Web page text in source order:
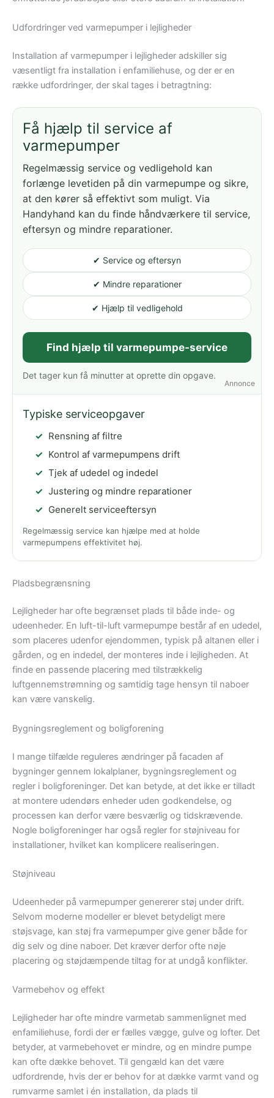
Udfordringer ved varmepumper i lejligheder
Installation af varmepumper i lejligheder adskiller sig
væsentligt fra installation i enfamiliehuse, og der er en
række udfordringer, der skal tages i betragtning:
Annonce
Få hjælp til service af
varmepumper
Regelmæssig service og vedligehold kan
forlænge levetiden på din varmepumpe og sikre,
at den kører så effektivt som muligt. Via
Handyhand kan du finde håndværkere til service,
eftersyn og mindre reparationer.
✔ Service og eftersyn
✔ Mindre reparationer
✔ Hjælp til vedligehold
Find hjælp til varmepumpe-service
Det tager kun få minutter at oprette din opgave.
Typiske serviceopgaver
Rensning af filtre
Kontrol af varmepumpens drift
Tjek af udedel og indedel
Justering og mindre reparationer
Generelt serviceeftersyn
Regelmæssig service kan hjælpe med at holde
varmepumpens effektivitet høj.
Pladsbegrænsning
Lejligheder har ofte begrænset plads til både inde- og
udeenheder. En luft-til-luft varmepumpe består af en udedel,
som placeres udenfor ejendommen, typisk på altanen eller i
gården, og en indedel, der monteres inde i lejligheden. At
finde en passende placering med tilstrækkelig
luftgennemstrømning og samtidig tage hensyn til naboer
kan være vanskelig.
Bygningsreglement og boligforening
I mange tilfælde reguleres ændringer på facaden af
bygninger gennem lokalplaner, bygningsreglement og
regler i boligforeninger. Det kan betyde, at det ikke er tilladt
at montere udendørs enheder uden godkendelse, og
processen kan derfor være besværlig og tidskrævende.
Nogle boligforeninger har også regler for støjniveau for
installationer, hvilket kan komplicere realiseringen.
Støjniveau
Udeenheder på varmepumper genererer støj under drift.
Selvom moderne modeller er blevet betydeligt mere
støjsvage, kan støj fra varmepumper give gener både for
dig selv og dine naboer. Det kræver derfor ofte nøje
placering og støjdæmpende tiltag for at undgå konflikter.
Varmebehov og effekt
Lejligheder har ofte mindre varmetab sammenlignet med
enfamiliehuse, fordi der er fælles vægge, gulve og lofter. Det
betyder, at varmebehovet er mindre, og en mindre pumpe
kan ofte dække behovet. Til gengæld kan det være
udfordrende, hvis der er behov for at dække varmt vand og
rumvarme samlet i én installation, da plads til